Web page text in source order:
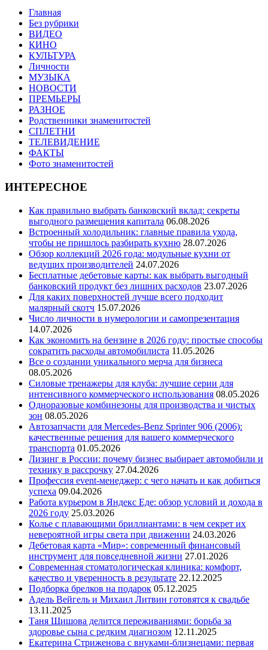
Главная
Без рубрики
ВИДЕО
КИНО
КУЛЬТУРА
Личности
МУЗЫКА
НОВОСТИ
ПРЕМЬЕРЫ
РАЗНОЕ
Родственники знаменитостей
СПЛЕТНИ
ТЕЛЕВИДЕНИЕ
ФАКТЫ
Фото знаменитостей
ИНТЕРЕСНОЕ
Как правильно выбрать банковский вклад: секреты
выгодного размещения капитала 06.08.2026
Встроенный холодильник: главные правила ухода,
чтобы не пришлось разбирать кухню 28.07.2026
Обзор коллекций 2026 года: модульные кухни от
ведущих производителей 24.07.2026
Бесплатные дебетовые карты: как выбрать выгодный
банковский продукт без лишних расходов 23.07.2026
Для каких поверхностей лучше всего подходит
малярный скотч 15.07.2026
Число личности в нумерологии и самопрезентация
14.07.2026
Как экономить на бензине в 2026 году: простые способы
сократить расходы автомобилиста 11.05.2026
Все о создании уникального мерча для бизнеса
08.05.2026
Силовые тренажеры для клуба: лучшие серии для
интенсивного коммерческого использования 08.05.2026
Одноразовые комбинезоны для производства и чистых
зон 08.05.2026
Автозапчасти для Mercedes-Benz Sprinter 906 (2006):
качественные решения для вашего коммерческого
транспорта 01.05.2026
Лизинг в России: почему бизнес выбирает автомобили и
технику в рассрочку 27.04.2026
Профессия event-менеджер: с чего начать и как добиться
успеха 09.04.2026
Работа курьером в Яндекс Еде: обзор условий и дохода в
2026 году 25.03.2026
Колье с плавающими бриллиантами: в чем секрет их
невероятной игры света при движении 24.03.2026
Дебетовая карта «Мир»: современный финансовый
инструмент для повседневной жизни 27.01.2026
Современная стоматологическая клиника: комфорт,
качество и уверенность в результате 22.12.2025
Подборка брелков на подарок 05.12.2025
Адель Вейгель и Михаил Литвин готовятся к свадьбе
13.11.2025
Таня Шишова делится переживаниями: борьба за
здоровье сына с редким диагнозом 12.11.2025
Екатерина Стриженова с внуками-близнецами: первая